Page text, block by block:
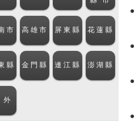
●
●
●
●